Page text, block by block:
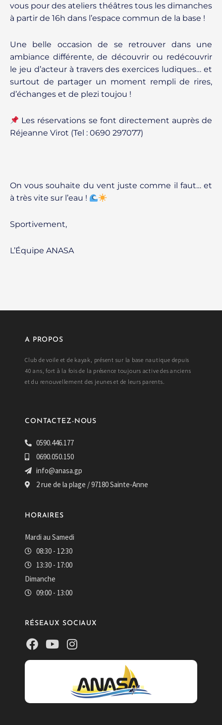
vous pour des ateliers théâtres tous les dimanches
à partir de 16h dans l’espace commun de la base !
Une belle occasion de se retrouver dans une
ambiance différente, de découvrir ou redécouvrir
le jeu d’acteur à travers des exercices ludiques… et
surtout de partager un moment rempli de rires,
d’échanges et de plezi toujou !
Les réservations se font directement auprès de
Réjeanne Virot (Tel : 0690 297077)
On vous souhaite du vent juste comme il faut… et
à très vite sur l’eau !
Sportivement,
L’Équipe ANASA
A PROPOS
Club de voile et de kayak, présent sur la base nautique depuis
40 ans, fort à la fois de la présence toujours active des anciens
et du renouvellement des jeunes et de leurs parents.
CONTACTEZ-NOUS
0590.446.177
0690.050.150
info@anasa.gp
2 rue de la plage / 97180 Sainte-Anne
HORAIRES
Mardi au Samedi
08:30 - 12:30
13:30 - 17:00
Dimanche
09:00 - 13:00
RÉSEAUX SOCIAUX